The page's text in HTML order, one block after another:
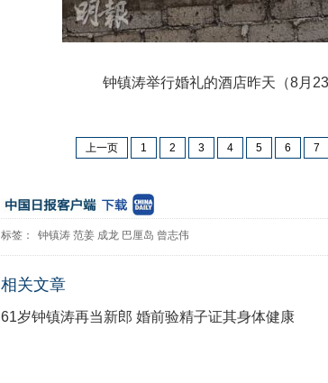
钟镇涛举行婚礼的酒店昨天（8月23
上一页 1 2 3 4 5 6 7
标签： 钟镇涛 范姜 成龙 巴厘岛 曾志伟
相关文章
61岁钟镇涛再当新郎 婚前验精子证其身体健康